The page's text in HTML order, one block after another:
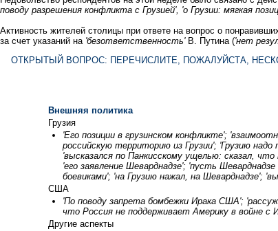
поводу разрешения конфликта с Грузией', 'о Грузии: мягкая
Активность жителей столицы при ответе на вопрос о
за счет указаний на 'безответственность'В. Путина ('нет
ОТКРЫТЫЙ ВОПРОС: ПЕРЕЧИСЛИТЕ, ПОЖАЛУЙСТА,
Внешняя политика
Грузия
'Его позиции в грузинском конфликте';
российскую территорию из Грузии'; 'Грузию
'высказался по Панкисскому ущелью: сказал,
'его заявление Шеварднадзе'; 'пусть
боевиками'; 'на Грузию нажал, на Шеварднадзе';
США
'По поводу запрета бомбежки Ирака США';
что Россия не поддерживает Америку в войне
Другие аспекты